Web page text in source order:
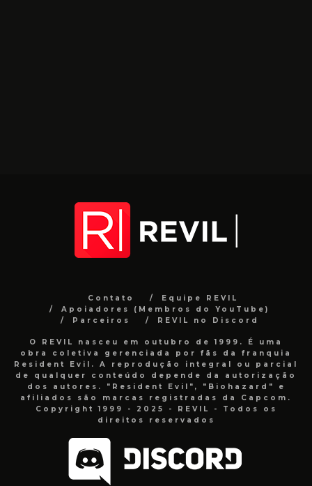
Contato
Equipe REVIL
Apoiadores (Membros do YouTube)
Parceiros
REVIL no Discord
O REVIL nasceu em outubro de 1999. É uma
obra coletiva gerenciada por fãs da franquia
Resident Evil. A reprodução integral ou parcial
de qualquer conteúdo depende da autorização
dos autores. "Resident Evil", "Biohazard" e
afiliados são marcas registradas da Capcom.
Copyright 1999 - 2025 - REVIL - Todos os
direitos reservados